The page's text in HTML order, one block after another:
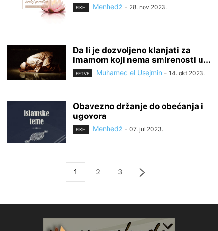
FIKH Menhedž - 28. nov 2023.
Da li je dozvoljeno klanjati za
imamom koji nema smirenosti u...
FETVE Muhamed el Usejmin - 14. okt 2023.
Obavezno držanje do obećanja i
ugovora
FIKH Menhedž - 07. jul 2023.
1 2 3